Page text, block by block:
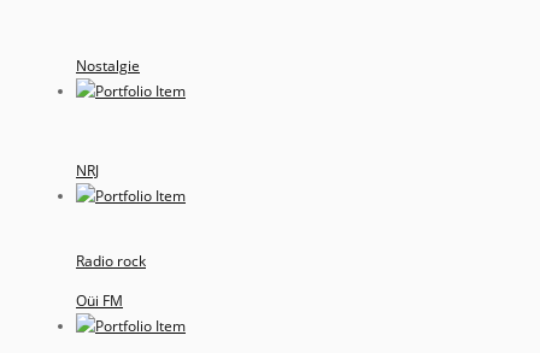
Nostalgie
NRJ
Radio rock
Oüi FM